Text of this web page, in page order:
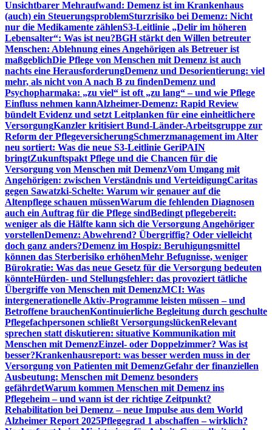
Unsichtbarer Mehraufwand: Demenz ist im Krankenhaus
(auch) ein SteuerungsproblemSturzrisiko bei Demenz: Nicht
nur die Medikamente zählenS3-Leitlinie „Delir im höheren
Lebensalter“: Was ist neu?BGH stärkt den Willen betreuter
Menschen: Ablehnung eines Angehörigen als Betreuer ist
maßgeblichDie Pflege von Menschen mit Demenz ist auch
nachts eine HerausforderungDemenz und Desorientierung: viel
mehr, als nicht von A nach B zu findenDemenz und
Psychopharmaka: „zu viel“ ist oft „zu lang“ – und wie Pflege
Einfluss nehmen kannAlzheimer-Demenz: Rapid Review
bündelt Evidenz und setzt Leitplanken für eine einheitlichere
VersorgungKanzler kritisiert Bund-Länder-Arbeitsgruppe zur
Reform der PflegeversicherungSchmerzmanagement im Alter
neu sortiert: Was die neue S3-Leitlinie GeriPAIN
bringtZukunftspakt Pflege und die Chancen für die
Versorgung von Menschen mit DemenzVom Umgang mit
Angehörigen: zwischen Verständnis und VerteidigungCaritas
gegen Sawatzki-Schelte: Warum wir genauer auf die
Altenpflege schauen müssenWarum die fehlenden Diagnosen
auch ein Auftrag für die Pflege sindBedingt pflegebereit:
weniger als die Hälfte kann sich die Versorgung Angehöriger
vorstellenDemenz: Abwehrend? Übergriffig? Oder vielleicht
doch ganz anders?Demenz im Hospiz: Beruhigungsmittel
können das Sterberisiko erhöhenMehr Befugnisse, weniger
Bürokratie: Was das neue Gesetz für die Versorgung bedeuten
könnteHürden- und Stellungsfehler: das provoziert tätliche
Übergriffe von Menschen mit DemenzMCI: Was
intergenerationelle Aktiv-Programme leisten müssen – und
Betroffene brauchenKontinuierliche Begleitung durch geschulte
Pflegefachpersonen schließt VersorgungslückenRelevant
sprechen statt diskutieren: situative Kommunikation mit
Menschen mit DemenzEinzel- oder Doppelzimmer? Was ist
besser?Krankenhausreport: was besser werden muss in der
Versorgung von Patienten mit DemenzGefahr der finanziellen
Ausbeutung: Menschen mit Demenz besonders
gefährdetWarum kommen Menschen mit Demenz ins
Pflegeheim – und wann ist der richtige Zeitpunkt?
Rehabilitation bei Demenz – neue Impulse aus dem World
Alzheimer Report 2025Pflegegrad 1 abschaffen – wirklich?